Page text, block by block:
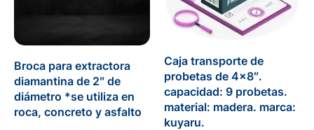
Broca para extractora
diamantina de 2″ de
diámetro *se utiliza en
roca, concreto y asfalto
Caja transporte de
probetas de 4×8″.
capacidad: 9 probetas.
material: madera. marca:
kuyaru.